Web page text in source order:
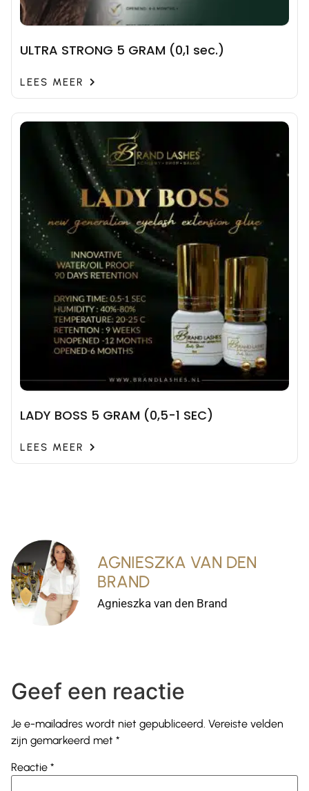
ULTRA STRONG 5 GRAM (0,1 sec.)
LEES MEER
LADY BOSS 5 GRAM (0,5-1 SEC)
LEES MEER
AGNIESZKA VAN DEN
BRAND
Agnieszka van den Brand
Geef een reactie
Je e-mailadres wordt niet gepubliceerd. Vereiste velden
zijn gemarkeerd met *
Reactie *